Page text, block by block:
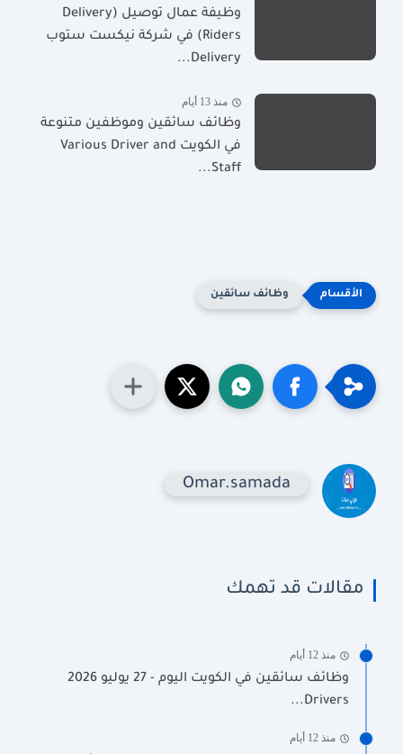
وظيفة عمال توصيل (Delivery
Riders) في شركة نيكست ستوب
Delivery...
منذ 13 أيام
وظائف سائقين وموظفين متنوعة
في الكويت Various Driver and
Staff...
وظائف سائقين
Omar.samada
مقالات قد تهمك
منذ 12 أيام
وظائف سائقين في الكويت اليوم - 27 يوليو 2026
Drivers...
منذ 12 أيام